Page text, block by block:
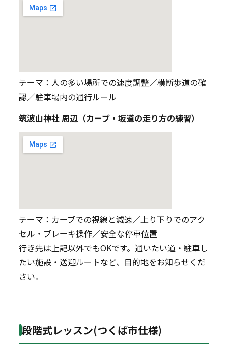
テーマ：人の多い場所での速度調整／横断歩道の確
認／駐車場内の通行ルール
筑波山神社 周辺（カーブ・坂道の走り方の練習）
テーマ：カーブでの視線と減速／上り下りでのアク
セル・ブレーキ操作／安全な停車位置
行き先は上記以外でもOKです。通いたい道・駐車し
たい施設・送迎ルートなど、目的地をお知らせくだ
さい。
段階式レッスン(つくば市仕様)